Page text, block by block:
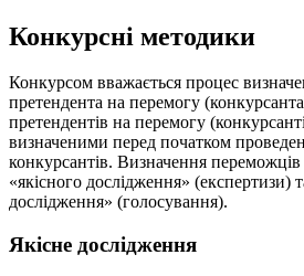
Конкурсні методики
Конкурсом вважається процес
претендента на перемогу
претендентів на перемогу
визначеними перед початком
конкурсантів. Визначення
«якісного дослідження» (експертизи)
дослідження» (голосування).
Якісне дослідження